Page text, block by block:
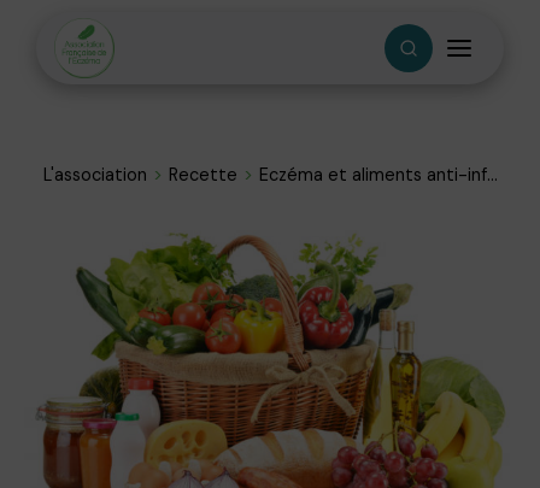
L'association Recette Eczéma et aliments anti-inf...